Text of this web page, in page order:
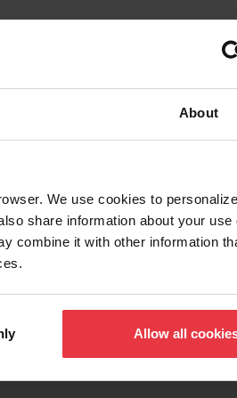
About
We use cookies to
share information about your use
combine it with other information
Allow all